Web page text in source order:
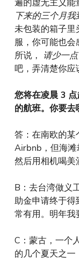
遍的虚无主义能
下来的三个月
未包装的箱子里
服，你可能也
所说， 请少一
吧，弄清楚你应
您将在凌晨 3
的航班。你要去
答：在南欧的某
Airbnb，但海滩
然后用相机喝美
B：去台湾做义
助金申请终于得
常有用。明年我
C：蒙古，一个
的几个夏天之